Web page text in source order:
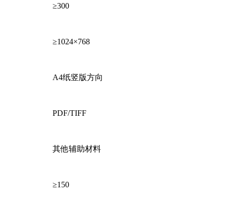
≥300
≥1024×768
A4纸竖版方向
PDF/TIFF
其他辅助材料
≥150